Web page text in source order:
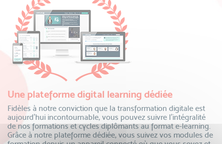
Une plateforme digital learning dédiée
Fidèles à notre conviction que la transformation digitale est
aujourd’hui incontournable, vous pouvez suivre l’intégralité
de nos formations et cycles diplômants au format e-learning.
Grâce à notre plateforme dédiée, vous suivez vos modules de